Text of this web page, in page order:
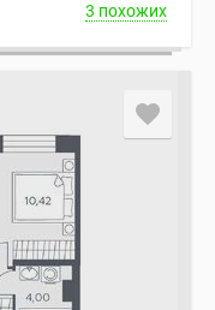
3 похожих